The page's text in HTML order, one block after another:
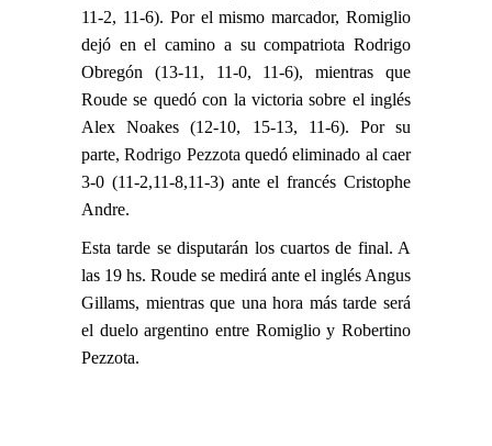
11-2, 11-6). Por el mismo marcador, Romiglio
dejó en el camino a su compatriota Rodrigo
Obregón (13-11, 11-0, 11-6), mientras que
Roude se quedó con la victoria sobre el inglés
Alex Noakes (12-10, 15-13, 11-6). Por su
parte,Rodrigo Pezzota quedó eliminado al caer
3-0 (11-2,11-8,11-3) ante el francés Cristophe
Andre.
Esta tarde se disputarán los cuartos de final. A
las 19 hs. Roude se medirá ante el inglés Angus
Gillams, mientras que una hora más tarde será
el duelo argentino entre Romiglio y Robertino
Pezzota.